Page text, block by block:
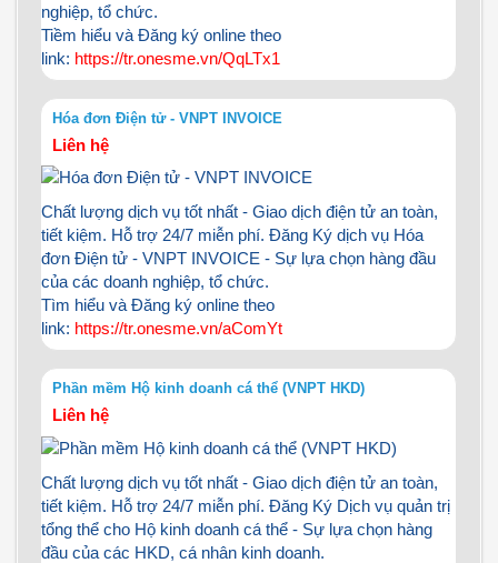
nghiệp, tổ chức.
Tiềm hiểu và Đăng ký online theo
link: https://tr.onesme.vn/QqLTx1
Hóa đơn Điện tử - VNPT INVOICE
Liên hệ
Chất lượng dịch vụ tốt nhất - Giao dịch điện tử an toàn,
tiết kiệm. Hỗ trợ 24/7 miễn phí. Đăng Ký dịch vụ Hóa
đơn Điện tử - VNPT INVOICE - Sự lựa chọn hàng đầu
của các doanh nghiệp, tổ chức.
Tìm hiểu và Đăng ký online theo
link: https://tr.onesme.vn/aComYt
Phần mềm Hộ kinh doanh cá thể (VNPT HKD)
Liên hệ
Chất lượng dịch vụ tốt nhất - Giao dịch điện tử an toàn,
tiết kiệm. Hỗ trợ 24/7 miễn phí. Đăng Ký Dịch vụ quản trị
tổng thể cho Hộ kinh doanh cá thể - Sự lựa chọn hàng
đầu của các HKD, cá nhân kinh doanh.